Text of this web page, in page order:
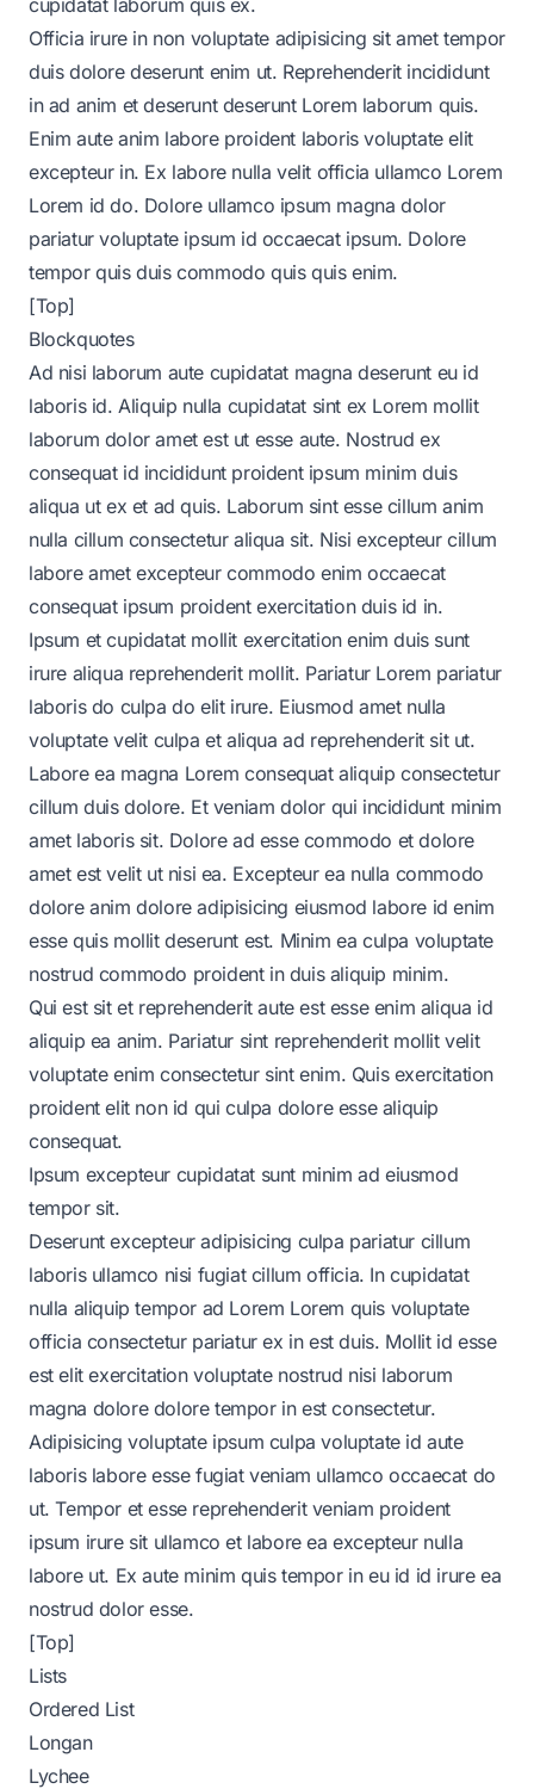
cupidatat laborum quis ex.
Officia irure in non voluptate adipisicing sit amet tempor
duis dolore deserunt enim ut. Reprehenderit incididunt
in ad anim et deserunt deserunt Lorem laborum quis.
Enim aute anim labore proident laboris voluptate elit
excepteur in. Ex labore nulla velit officia ullamco Lorem
Lorem id do. Dolore ullamco ipsum magna dolor
pariatur voluptate ipsum id occaecat ipsum. Dolore
tempor quis duis commodo quis quis enim.
[Top]
Blockquotes
Ad nisi laborum aute cupidatat magna deserunt eu id
laboris id. Aliquip nulla cupidatat sint ex Lorem mollit
laborum dolor amet est ut esse aute. Nostrud ex
consequat id incididunt proident ipsum minim duis
aliqua ut ex et ad quis. Laborum sint esse cillum anim
nulla cillum consectetur aliqua sit. Nisi excepteur cillum
labore amet excepteur commodo enim occaecat
consequat ipsum proident exercitation duis id in.
Ipsum et cupidatat mollit exercitation enim duis sunt
irure aliqua reprehenderit mollit. Pariatur Lorem pariatur
laboris do culpa do elit irure. Eiusmod amet nulla
voluptate velit culpa et aliqua ad reprehenderit sit ut.
Labore ea magna Lorem consequat aliquip consectetur
cillum duis dolore. Et veniam dolor qui incididunt minim
amet laboris sit. Dolore ad esse commodo et dolore
amet est velit ut nisi ea. Excepteur ea nulla commodo
dolore anim dolore adipisicing eiusmod labore id enim
esse quis mollit deserunt est. Minim ea culpa voluptate
nostrud commodo proident in duis aliquip minim.
Qui est sit et reprehenderit aute est esse enim aliqua id
aliquip ea anim. Pariatur sint reprehenderit mollit velit
voluptate enim consectetur sint enim. Quis exercitation
proident elit non id qui culpa dolore esse aliquip
consequat.
Ipsum excepteur cupidatat sunt minim ad eiusmod
tempor sit.
Deserunt excepteur adipisicing culpa pariatur cillum
laboris ullamco nisi fugiat cillum officia. In cupidatat
nulla aliquip tempor ad Lorem Lorem quis voluptate
officia consectetur pariatur ex in est duis. Mollit id esse
est elit exercitation voluptate nostrud nisi laborum
magna dolore dolore tempor in est consectetur.
Adipisicing voluptate ipsum culpa voluptate id aute
laboris labore esse fugiat veniam ullamco occaecat do
ut. Tempor et esse reprehenderit veniam proident
ipsum irure sit ullamco et labore ea excepteur nulla
labore ut. Ex aute minim quis tempor in eu id id irure ea
nostrud dolor esse.
[Top]
Lists
Ordered List
Longan
Lychee